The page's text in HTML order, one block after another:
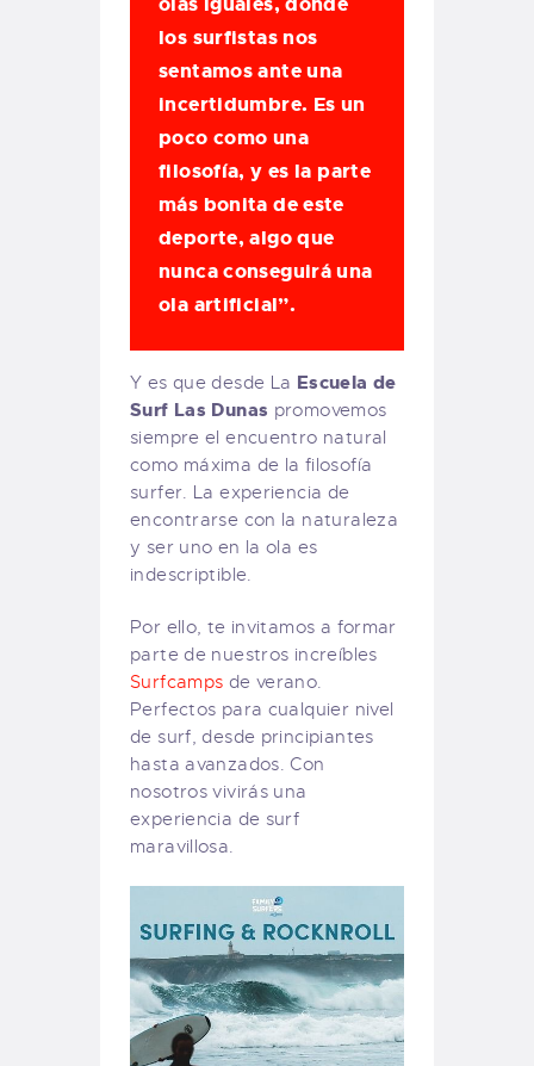
los surfistas nos
sentamos ante una
incertidumbre. Es un
poco como una
filosofía, y es la parte
más bonita de este
deporte, algo que
nunca conseguirá una
ola artificial”.
Y es que desde La Escuela de
Surf Las Dunas promovemos
siempre el encuentro natural
como máxima de la filosofía
surfer. La experiencia de
encontrarse con la naturaleza
y ser uno en la ola es
indescriptible.
Por ello, te invitamos a formar
parte de nuestros increíbles
Surfcamps de verano.
Perfectos para cualquier nivel
de surf, desde principiantes
hasta avanzados. Con
nosotros vivirás una
experiencia de surf
maravillosa.